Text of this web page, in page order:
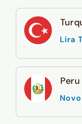
Lira
Peru